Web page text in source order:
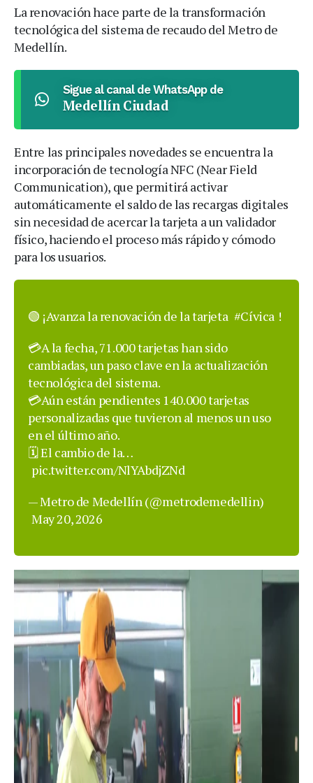
La renovación hace parte de la transformación
tecnológica del sistema de recaudo del Metro de
Medellín.
Sigue al canal de WhatsApp de
Medellín Ciudad
Entre las principales novedades se encuentra la
incorporación de tecnología NFC (Near Field
Communication), que permitirá activar
automáticamente el saldo de las recargas digitales
sin necesidad de acercar la tarjeta a un validador
físico, haciendo el proceso más rápido y cómodo
para los usuarios.
🟢 ¡Avanza la renovación de la tarjeta #Cívica !
💳A la fecha, 71.000 tarjetas han sido
cambiadas, un paso clave en la actualización
tecnológica del sistema.
💳Aún están pendientes 140.000 tarjetas
personalizadas que tuvieron al menos un uso
en el último año.
🗓️ El cambio de la…
pic.twitter.com/NlYAbdjZNd
— Metro de Medellín (@metrodemedellin)
May 20, 2026